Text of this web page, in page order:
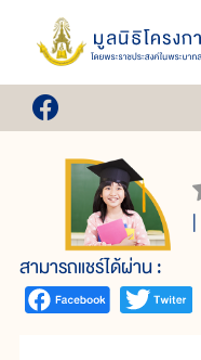
สามารถแชร์ได้ผ่าน :